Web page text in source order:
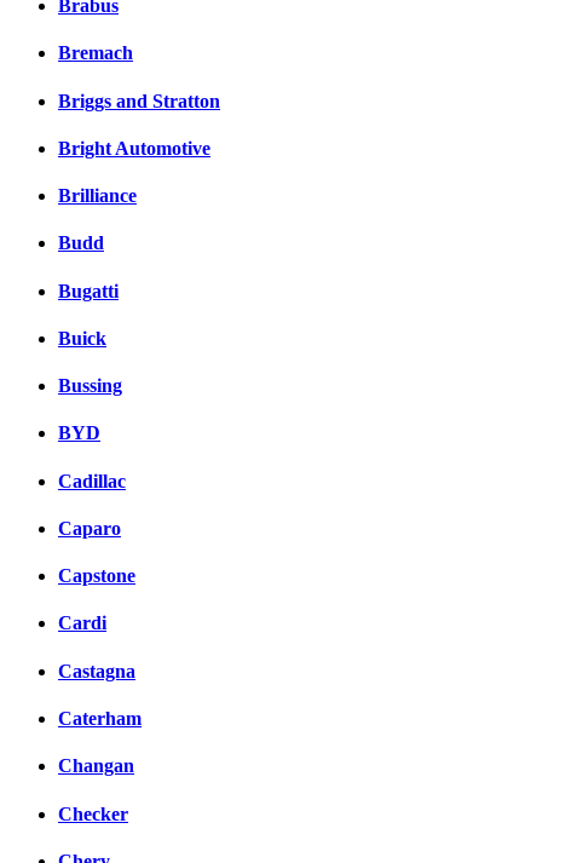
Brabus
Bremach
Briggs and Stratton
Bright Automotive
Brilliance
Budd
Bugatti
Buick
Bussing
BYD
Cadillac
Caparo
Capstone
Cardi
Castagna
Caterham
Changan
Checker